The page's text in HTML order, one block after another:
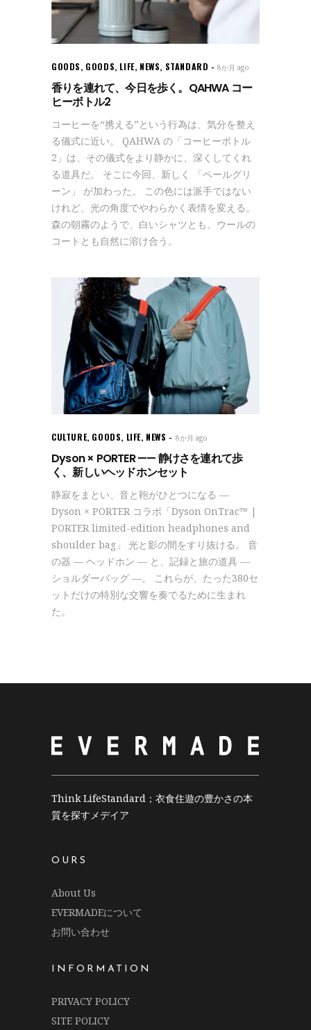
GOODS, GOODS, LIFE, NEWS, STANDARD 8か月 ago
香りを連れて、今日を歩く。QAHWA コー
ヒーボトル2
コーヒーを“携える”という行為は、気分を整え
る儀式に近い。 QAHWA の「コーヒーボトル
2」は、その儀式をより静かに、深くしてくれ
る道具だ。 そこに今回、新しく 「ペールグリ
ーン」 が加わった。 この色には派手ではない
けれど、光の角度でやわらかく表情を変える。
森の朝霧のようで、白いシャツとも、ウールの
コートとも自然に溶け合う。
CULTURE, GOODS, LIFE, NEWS 8か月 ago
Dyson × PORTER —— 静けさを連れて歩
く、新しいヘッドホンセット
静寂をまとい、音と鞄がひとつになる —
Dyson × PORTER コラボ「Dyson OnTrac™ |
PORTER limited-edition headphones and
shoulder bag」 光と影の間をすり抜ける。 音
の器 — ヘッドホン — と、記録と旅の道具 —
ショルダーバッグ —。 これらが、たった380セ
ットだけの特別な交響を奏でるために生まれ
た。
Think LifeStandard；衣食住遊の豊かさの本
質を探すメデイア
OURS
About Us
EVERMADEについて
お問い合わせ
INFORMATION
PRIVACY POLICY
SITE POLICY